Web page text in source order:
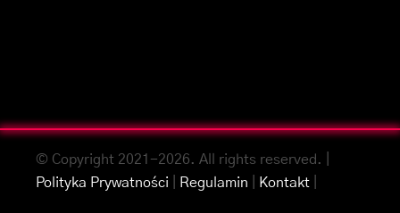
© Copyright 2021-2026. All rights reserved. |
Polityka Prywatności
Regulamin Kontakt